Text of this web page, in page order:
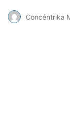
Concéntrika